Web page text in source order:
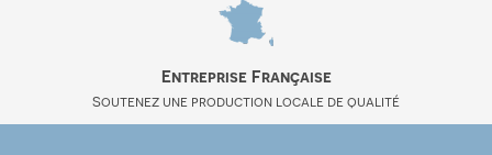
Entreprise Française
Soutenez une production locale de qualité